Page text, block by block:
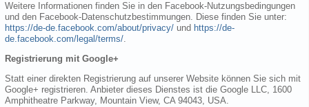
Weitere Informationen finden Sie in den Facebook-Nutzungsbedingungen
und den Facebook-Datenschutzbestimmungen. Diese finden Sie unter:
https://de-de.facebook.com/about/privacy/ und https://de-
de.facebook.com/legal/terms/.
Registrierung mit Google+
Statt einer direkten Registrierung auf unserer Website können Sie sich mit
Google+ registrieren. Anbieter dieses Dienstes ist die Google LLC, 1600
Amphitheatre Parkway, Mountain View, CA 94043, USA.